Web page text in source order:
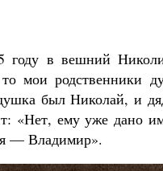
году в вешний
мои родственники
был Николай, и
«Нет, ему уже дано
— Владимир».